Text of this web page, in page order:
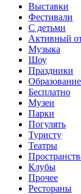
Выставки
Фестивали
С детьми
Активный
Музыка
Шоу
Праздники
Образование
Бесплатно
Музеи
Парки
Погулять
Туристу
Театры
Клубы
Прочее
Рестораны